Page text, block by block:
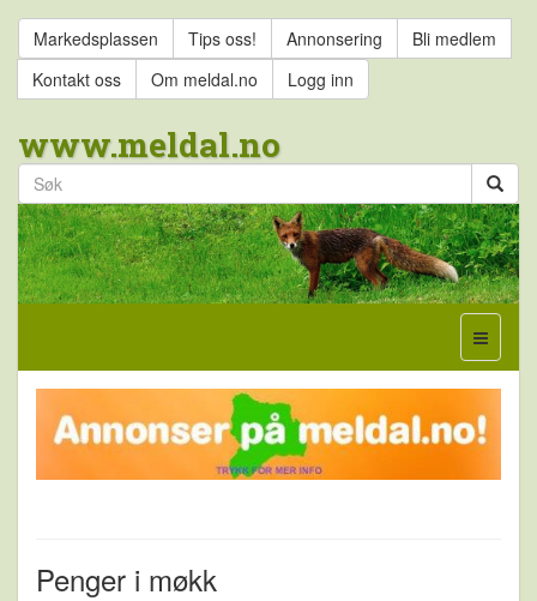
Markedsplassen Tips oss! Annonsering
Bli medlem
Kontakt oss
Om meldal.no Logg inn
www.meldal.no
Penger i møkk